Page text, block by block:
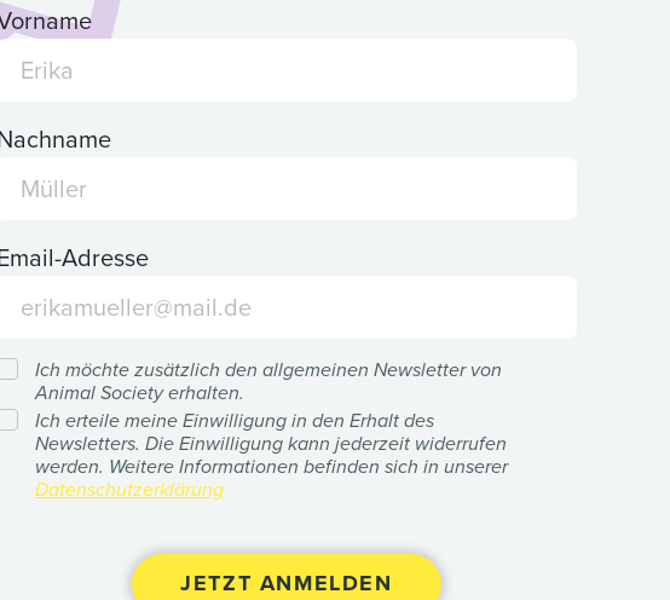
Adresse
Ich möchte zusätzlich den allgemeinen Newsletter von
Animal Society erhalten.
Ich erteile meine Einwilligung in den Erhalt des
Newsletters. Die Einwilligung kann jederzeit widerrufen
werden. Weitere Informationen befinden sich in unserer
Datenschutzerklärung